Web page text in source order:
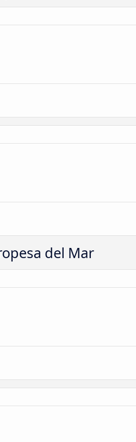
del Mar